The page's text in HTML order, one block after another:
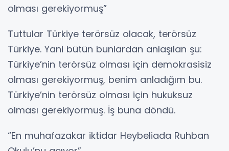
olması gerekiyormuş”
Tuttular Türkiye terörsüz olacak, terörsüz
Türkiye. Yani bütün bunlardan anlaşılan şu:
Türkiye’nin terörsüz olması için demokrasisiz
olması gerekiyormuş, benim anladığım bu.
Türkiye’nin terörsüz olması için hukuksuz
olması gerekiyormuş. İş buna döndü.
“En muhafazakar iktidar Heybeliada Ruhban